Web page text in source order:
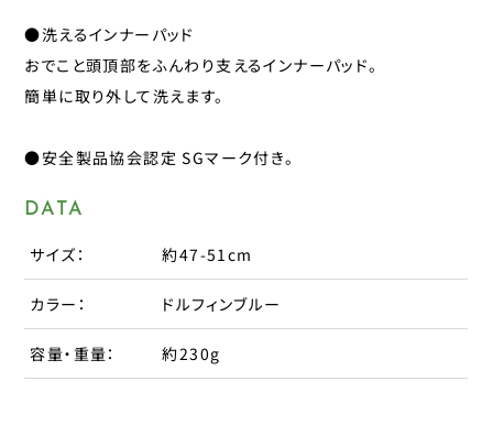
補修パーツ
タイヤ
チューブ
ユニコ
ライトウェイ
永井油業
真田嘉商店
川住製作所
大久保製作所
●洗えるインナーパッド
おでこと頭頂部をふんわり支えるインナーパッド。
簡単に取り外して洗えます。
●安全製品協会認定 SGマーク付き。
DATA
サイズ： 約47-51cm
カラー： ドルフィンブルー
容量・重量： 約230g